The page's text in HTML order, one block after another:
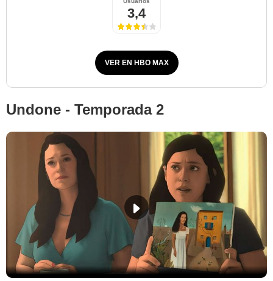
3,4
VER EN HBO MAX
Undone - Temporada 2